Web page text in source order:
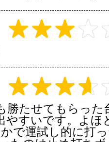
勝たせてもらった
やすいです。よほ
で運試し的に打